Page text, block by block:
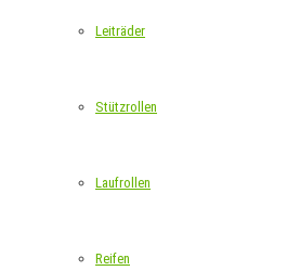
Leiträder
Stützrollen
Laufrollen
Reifen